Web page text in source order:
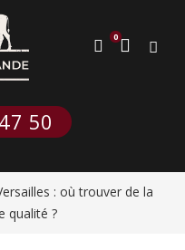
0
50
: où trouver de la
qualité ?